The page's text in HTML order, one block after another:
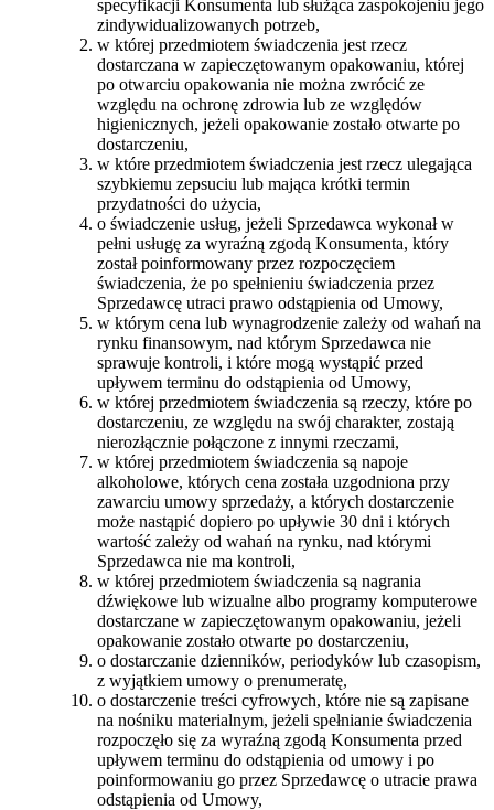
specyfikacji Konsumenta lub służąca zaspokojeniu jego
zindywidualizowanych potrzeb,
w której przedmiotem świadczenia jest rzecz
dostarczana w zapieczętowanym opakowaniu, której
po otwarciu opakowania nie można zwrócić ze
względu na ochronę zdrowia lub ze względów
higienicznych, jeżeli opakowanie zostało otwarte po
dostarczeniu,
w które przedmiotem świadczenia jest rzecz ulegająca
szybkiemu zepsuciu lub mająca krótki termin
przydatności do użycia,
o świadczenie usług, jeżeli Sprzedawca wykonał w
pełni usługę za wyraźną zgodą Konsumenta, który
został poinformowany przez rozpoczęciem
świadczenia, że po spełnieniu świadczenia przez
Sprzedawcę utraci prawo odstąpienia od Umowy,
w którym cena lub wynagrodzenie zależy od wahań na
rynku finansowym, nad którym Sprzedawca nie
sprawuje kontroli, i które mogą wystąpić przed
upływem terminu do odstąpienia od Umowy,
w której przedmiotem świadczenia są rzeczy, które po
dostarczeniu, ze względu na swój charakter, zostają
nierozłącznie połączone z innymi rzeczami,
w której przedmiotem świadczenia są napoje
alkoholowe, których cena została uzgodniona przy
zawarciu umowy sprzedaży, a których dostarczenie
może nastąpić dopiero po upływie 30 dni i których
wartość zależy od wahań na rynku, nad którymi
Sprzedawca nie ma kontroli,
w której przedmiotem świadczenia są nagrania
dźwiękowe lub wizualne albo programy komputerowe
dostarczane w zapieczętowanym opakowaniu, jeżeli
opakowanie zostało otwarte po dostarczeniu,
o dostarczanie dzienników, periodyków lub czasopism,
z wyjątkiem umowy o prenumeratę,
o dostarczenie treści cyfrowych, które nie są zapisane
na nośniku materialnym, jeżeli spełnianie świadczenia
rozpoczęło się za wyraźną zgodą Konsumenta przed
upływem terminu do odstąpienia od umowy i po
poinformowaniu go przez Sprzedawcę o utracie prawa
odstąpienia od Umowy,